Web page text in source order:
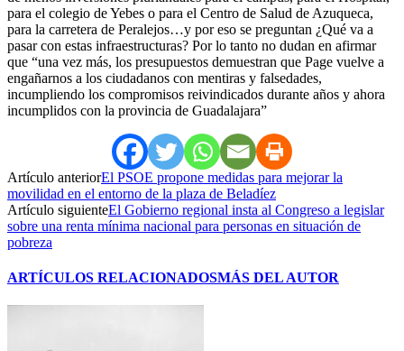
para el colegio de Yebes o para el Centro de Salud de Azuqueca,
para la carretera de Peralejos…y por eso se preguntan ¿Qué va a
pasar con estas infraestructuras? Por lo tanto no dudan en afirmar
que “una vez más, los presupuestos demuestran que Page vuelve a
engañarnos a los ciudadanos con mentiras y falsedades,
incumpliendo los compromisos reivindicados durante años y ahora
incumplidos con la provincia de Guadalajara”
Artículo anteriorEl PSOE propone medidas para mejorar la
movilidad en el entorno de la plaza de Beladíez
Artículo siguienteEl Gobierno regional insta al Congreso a legislar
sobre una renta mínima nacional para personas en situación de
pobreza
ARTÍCULOS RELACIONADOSMÁS DEL AUTOR